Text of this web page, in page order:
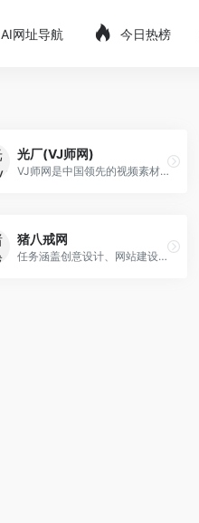
AI网址导航 今日热榜
光厂(VJ师网)
VJ师网是中国领先的视频素材、AE模板的交易及下载网站，在这里设计师可以快速赚钱，买方可以快速找到所需素材。
猪八戒网
任务涵盖创意设计、网站建设、网络营销、文案策划。